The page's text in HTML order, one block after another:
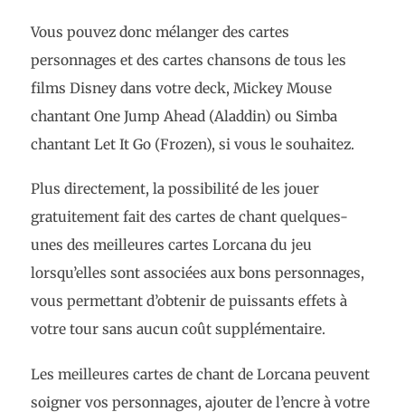
Vous pouvez donc mélanger des cartes
personnages et des cartes chansons de tous les
films Disney dans votre deck, Mickey Mouse
chantant One Jump Ahead (Aladdin) ou Simba
chantant Let It Go (Frozen), si vous le souhaitez.
Plus directement, la possibilité de les jouer
gratuitement fait des cartes de chant quelques-
unes des meilleures cartes Lorcana du jeu
lorsqu’elles sont associées aux bons personnages,
vous permettant d’obtenir de puissants effets à
votre tour sans aucun coût supplémentaire.
Les meilleures cartes de chant de Lorcana peuvent
soigner vos personnages, ajouter de l’encre à votre